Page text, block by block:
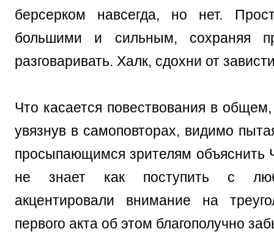
берсерком навсегда, но нет.
большими и сильным, сохраняя
разговаривать. Халк, сдохни от
Что касается повествования в
увязнув в самоповторах, видимо
просыпающимся зрителям
не знает как поступить с
акцентировали внимание на
первого акта об этом благополучно